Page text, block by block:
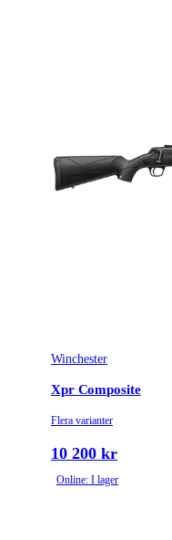
Winchester
Xpr Composite
Flera varianter
10 200 kr
Online: I lager